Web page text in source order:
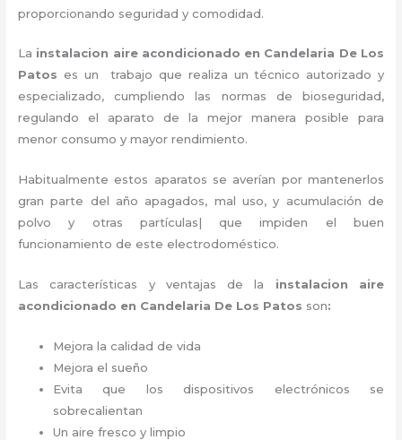
proporcionando seguridad y comodidad.
La instalacion aire acondicionado en Candelaria De Los
Patos es un
trabajo que realiza un técnico autorizado y
especializado, cumpliendo las normas de bioseguridad,
regulando el aparato de la mejor manera posible para
menor consumo y mayor rendimiento.
Habitualmente estos aparatos se averían por mantenerlos
gran parte del año apagados, mal uso, y acumulación de
polvo y otras partículas| que impiden el buen
funcionamiento de este electrodoméstico.
Las características y ventajas de la instalacion aire
acondicionado en Candelaria De Los Patos son:
Mejora la calidad de vida
Mejora el sueño
Evita que los dispositivos electrónicos se
sobrecalientan
Un aire fresco y limpio